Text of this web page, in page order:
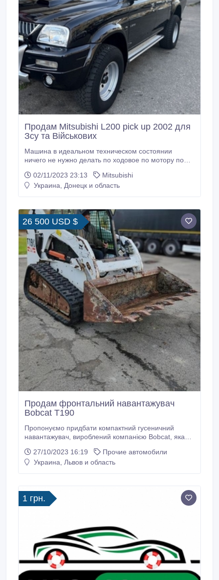
Продам Mitsubishi L200 pick up 2002 для
Зсу та Військових
Машина в идеальном техническом состоянии
ничего не нужно делать по ходовое по мотору по
02/11/2023 23:13
Mitsubishi
Украина, Донецк и область
26 500 USD $
Продам фронтальний навантажувач
Bobcat T190
Пропонуємо придбати компактний гусеничний
навантажувач, вироблений компанією Bobcat, яка
робіт в галузі будівництва та сільського
господарства. Фронтальний навантажувач Bobcat
об'ємом 2.
27/10/2023 16:19
Прочие автомобили
Украина, Львов и область
1 грн.